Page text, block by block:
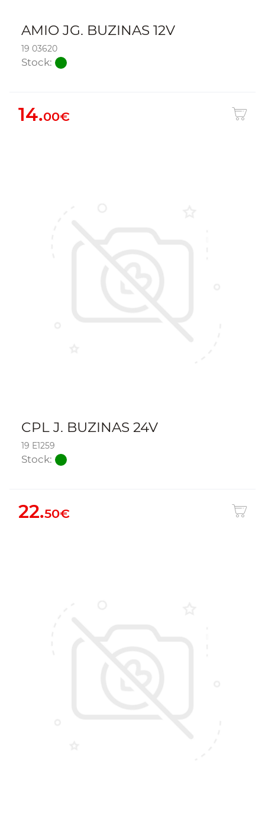
AMIO JG. BUZINAS 12V
19 03620
Stock:
14.00€
CPL J. BUZINAS 24V
19 E1259
Stock:
22.50€